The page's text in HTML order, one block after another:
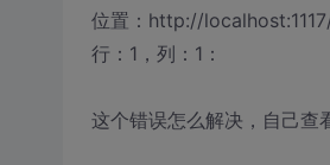
位置：http://
行：1，列：1：
这个错误怎么解决，自己查